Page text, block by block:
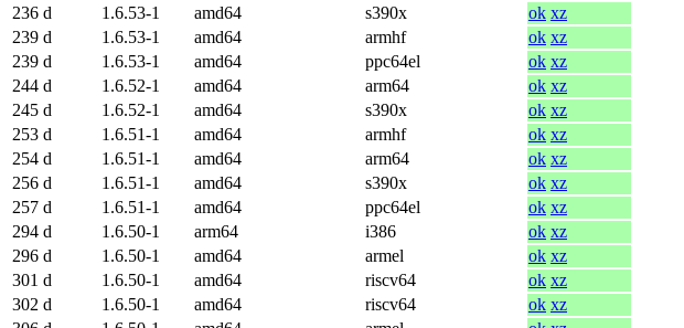
236 d
1.6.53-1 amd64 s390x ok xz
239 d
1.6.53-1 amd64 armhf ok xz
239 d
1.6.53-1 amd64 ppc64el ok xz
244 d
1.6.52-1 amd64 arm64 ok xz
245 d
1.6.52-1 amd64 s390x ok xz
253 d
1.6.51-1 amd64 armhf ok xz
254 d
1.6.51-1 amd64 arm64 ok xz
256 d
1.6.51-1 amd64 s390x ok xz
257 d
1.6.51-1 amd64 ppc64el ok xz
294 d
1.6.50-1 arm64 i386 ok xz
296 d
1.6.50-1 amd64 armel ok xz
301 d
1.6.50-1 amd64 riscv64 ok xz
302 d
1.6.50-1 amd64 riscv64 ok xz